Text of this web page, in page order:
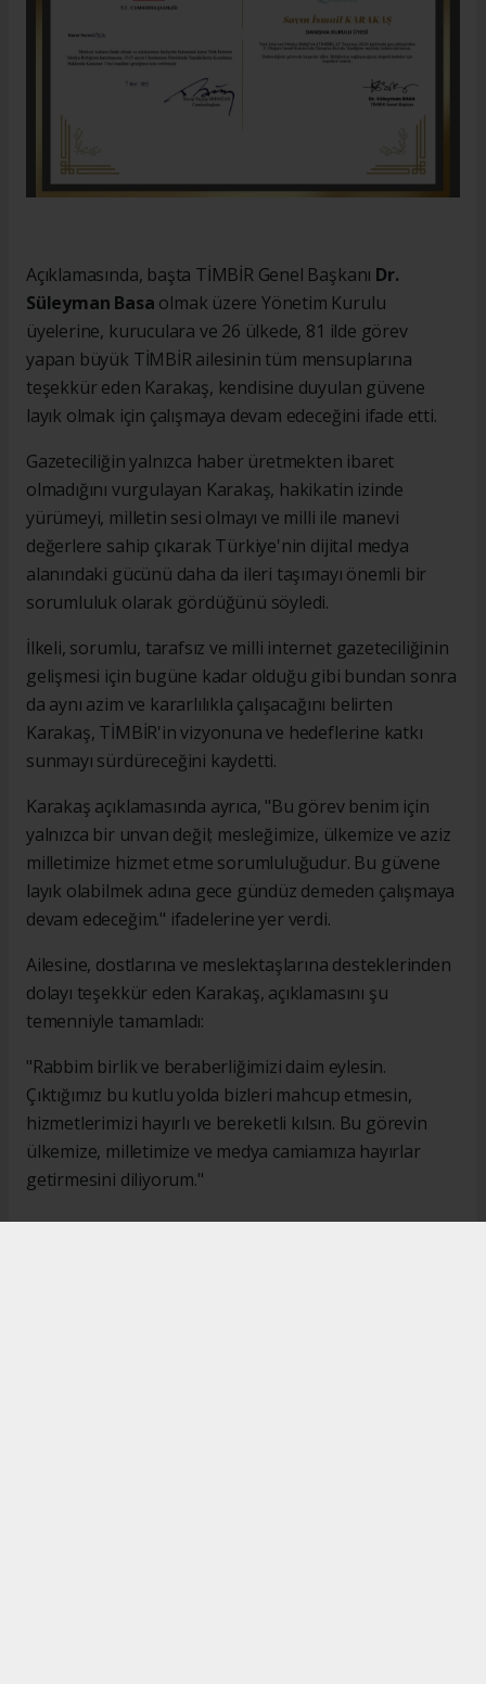
Açıklamasında, başta TİMBİR Genel Başkanı Dr.
Süleyman Basa olmak üzere Yönetim Kurulu
üyelerine, kuruculara ve 26 ülkede, 81 ilde görev
yapan büyük TİMBİR ailesinin tüm mensuplarına
teşekkür eden Karakaş, kendisine duyulan güvene
layık olmak için çalışmaya devam edeceğini ifade etti.
Gazeteciliğin yalnızca haber üretmekten ibaret
olmadığını vurgulayan Karakaş, hakikatin izinde
yürümeyi, milletin sesi olmayı ve milli ile manevi
değerlere sahip çıkarak Türkiye'nin dijital medya
alanındaki gücünü daha da ileri taşımayı önemli bir
sorumluluk olarak gördüğünü söyledi.
İlkeli, sorumlu, tarafsız ve milli internet gazeteciliğinin
gelişmesi için bugüne kadar olduğu gibi bundan sonra
da aynı azim ve kararlılıkla çalışacağını belirten
Karakaş, TİMBİR'in vizyonuna ve hedeflerine katkı
sunmayı sürdüreceğini kaydetti.
Karakaş açıklamasında ayrıca, "Bu görev benim için
yalnızca bir unvan değil; mesleğimize, ülkemize ve aziz
milletimize hizmet etme sorumluluğudur. Bu güvene
layık olabilmek adına gece gündüz demeden çalışmaya
devam edeceğim." ifadelerine yer verdi.
Ailesine, dostlarına ve meslektaşlarına desteklerinden
dolayı teşekkür eden Karakaş, açıklamasını şu
temenniyle tamamladı:
"Rabbim birlik ve beraberliğimizi daim eylesin.
Çıktığımız bu kutlu yolda bizleri mahcup etmesin,
hizmetlerimizi hayırlı ve bereketli kılsın. Bu görevin
ülkemize, milletimize ve medya camiamıza hayırlar
getirmesini diliyorum."